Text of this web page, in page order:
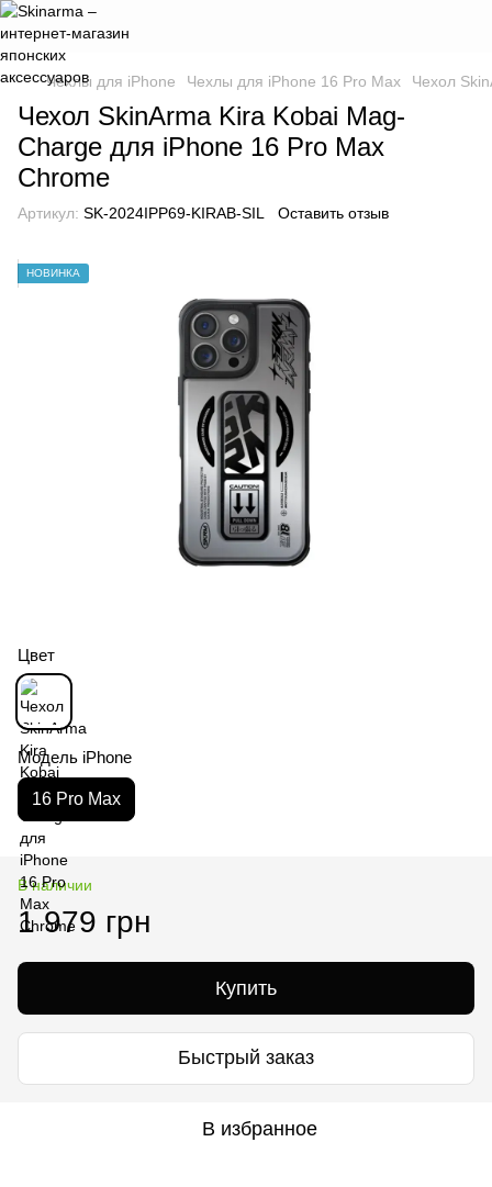
Чехлы для iPhone Чехлы для iPhone 16 Pro Max Чехол
Чехол SkinArma Kira Kobai Mag-
Charge для iPhone 16 Pro Max
Chrome
Артикул: SK-2024IPP69-KIRAB-SIL Оставить отзыв
НОВИНКА
Цвет
Модель iPhone
16 Pro Max
В наличии
1 979 грн
Купить
Быстрый заказ
В избранное